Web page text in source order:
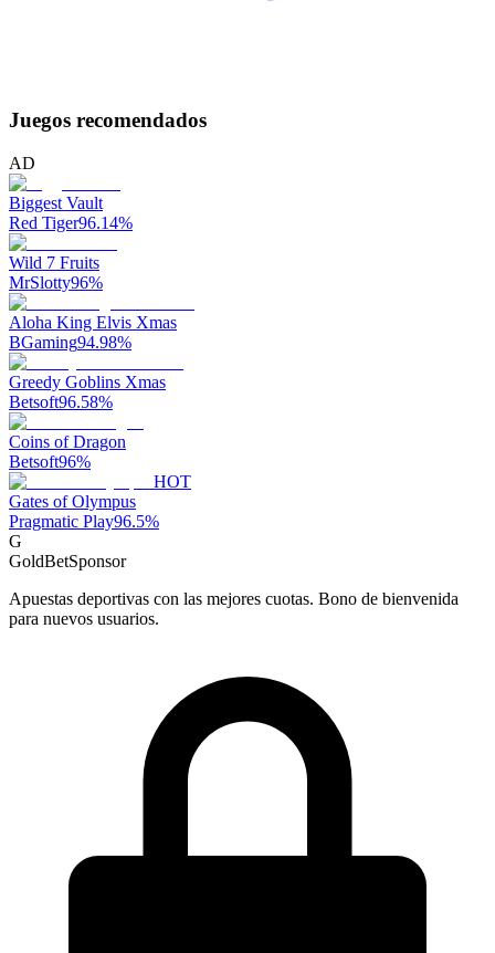
Juegos recomendados
AD
Biggest Vault
Red Tiger96.14%
Wild 7 Fruits
MrSlotty96%
Aloha King Elvis Xmas
BGaming94.98%
Greedy Goblins Xmas
Betsoft96.58%
Coins of Dragon
Betsoft96%
HOT
Gates of Olympus
Pragmatic Play96.5%
G
GoldBetSponsor
Apuestas deportivas con las mejores cuotas. Bono de bienvenida
para nuevos usuarios.